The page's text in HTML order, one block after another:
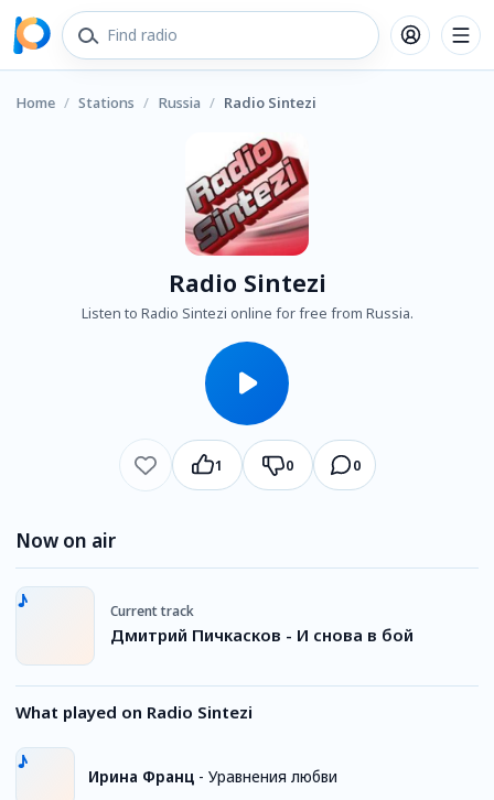
Home / Stations / Russia / Radio Sintezi
Radio Sintezi
Listen to Radio Sintezi online for free from Russia.
1 0 0
Now on air
Current track
Дмитрий Пичкасков - И снова в бой
What played on Radio Sintezi
Ирина Франц - Уравнения любви